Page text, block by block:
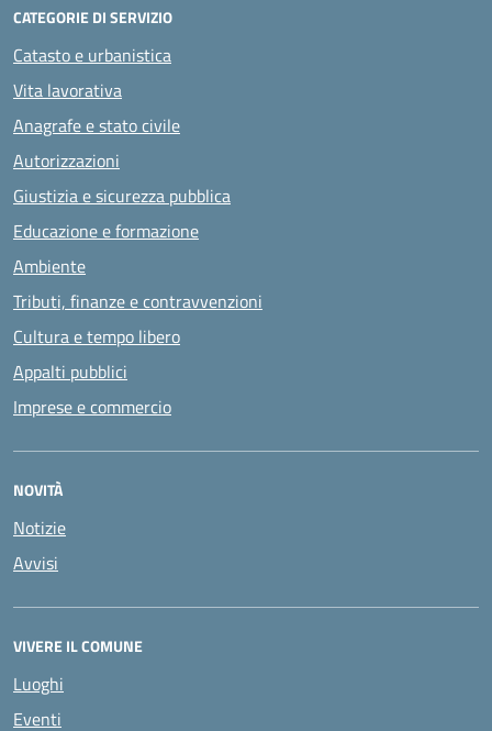
CATEGORIE DI SERVIZIO
Catasto e urbanistica
Vita lavorativa
Anagrafe e stato civile
Autorizzazioni
Giustizia e sicurezza pubblica
Educazione e formazione
Ambiente
Tributi, finanze e contravvenzioni
Cultura e tempo libero
Appalti pubblici
Imprese e commercio
NOVITÀ
Notizie
Avvisi
VIVERE IL COMUNE
Luoghi
Eventi